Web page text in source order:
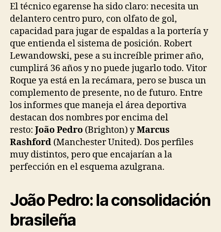
El técnico egarense ha sido claro: necesita un
delantero centro puro, con olfato de gol,
capacidad para jugar de espaldas a la portería y
que entienda el sistema de posición. Robert
Lewandowski, pese a su increíble primer año,
cumplirá 36 años y no puede jugarlo todo. Vitor
Roque ya está en la recámara, pero se busca un
complemento de presente, no de futuro. Entre
los informes que maneja el área deportiva
destacan dos nombres por encima del
resto: João Pedro (Brighton) yMarcus
Rashford (Manchester United). Dos perfiles
muy distintos, pero que encajarían a la
perfección en el esquema azulgrana.
João Pedro: la consolidación
brasileña